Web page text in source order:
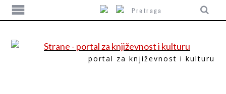
portal za književnost i kulturu